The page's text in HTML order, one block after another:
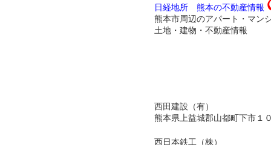
日経地所 熊本の不動産情報
熊本市周辺のアパート・マン
土地・建物・不動産情報
西田建設（有）
熊本県上益城郡山都町下市１
西日本鉄工（株）